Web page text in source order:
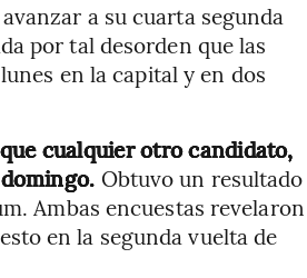
a su cuarta segunda
por tal desorden que las
en la capital y en dos
cualquier otro candidato,
Obtuvo un resultado
Ambas encuestas revelaron
en la segunda vuelta de